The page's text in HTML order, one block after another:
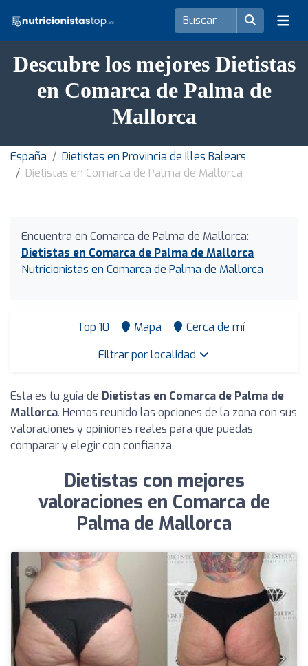
Descubre los mejores Dietistas
en Comarca de Palma de
Mallorca
España
Dietistas en Provincia de Illes Balears
Dietistas en Comarca de Palma de Mallorca
Encuentra en Comarca de Palma de Mallorca:
Dietistas en Comarca de Palma de Mallorca
Nutricionistas en Comarca de Palma de Mallorca
Top 10 Mapa
Cerca de mí
Filtrar por localidad
Esta es tu guía de Dietistas en Comarca de Palma de
Mallorca. Hemos reunido las opciones de la zona con sus
valoraciones y opiniones reales para que puedas
comparar y elegir con confianza.
Dietistas con mejores
valoraciones en Comarca de
Palma de Mallorca